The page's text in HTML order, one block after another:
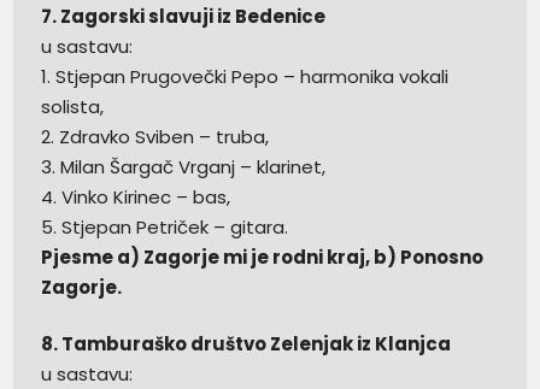
7. Zagorski slavuji iz Bedenice
u sastavu:
1. Stjepan Prugovečki Pepo – harmonika vokali
solista,
2. Zdravko Sviben – truba,
3. Milan Šargač Vrganj – klarinet,
4. Vinko Kirinec – bas,
5. Stjepan Petriček – gitara.
Pjesme a) Zagorje mi je rodni kraj, b) Ponosno
Zagorje.
8. Tamburaško društvo Zelenjak iz Klanjca
u sastavu: